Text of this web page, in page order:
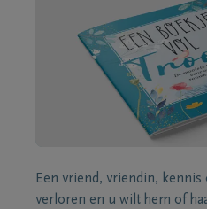
Een vriend, vriendin, kennis
verloren en u wilt hem of